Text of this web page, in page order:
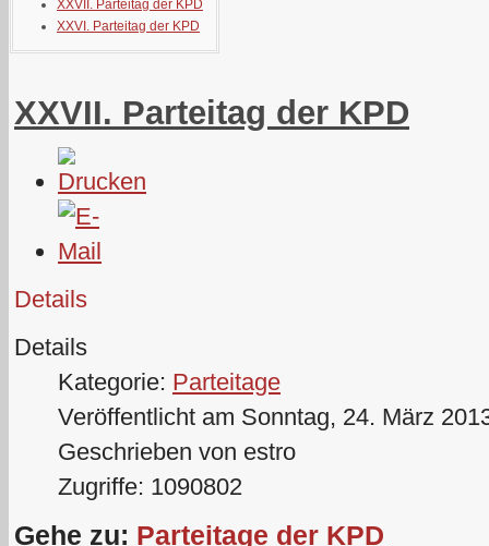
XXVII. Parteitag der KPD
XXVI. Parteitag der KPD
XXVII. Parteitag der KPD
Details
Details
Kategorie: Parteitage
Veröffentlicht am Sonntag, 24. März
Geschrieben von estro
Zugriffe: 1090802
Gehe zu: Parteitage der KPD